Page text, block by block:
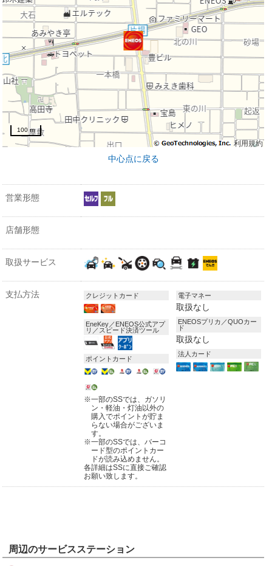
利用規約
100 m
中心点に戻る
営業形態
店舗形態
取扱サービス
支払方法 クレジットカード
EneKey／ENEOS公式アプ
リ／スピード決済ツール
ポイントカード
※一部のSSでは、ガソリ
ン・軽油・灯油以外の
購入でポイントが貯ま
らない場合がございま
す。
※一部のSSでは、バーコ
ード型のポイントカー
ドが読み込めません。
各詳細はSSに直接ご確認
お願い致します。
電子マネー
取扱なし
ENEOSプリカ／QUOカー
ド
取扱なし
法人カード
周辺のサービスステーション